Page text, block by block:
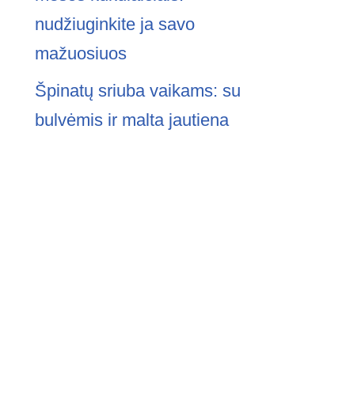
nudžiuginkite ja savo
mažuosiuos
Špinatų sriuba vaikams: su
bulvėmis ir malta jautiena